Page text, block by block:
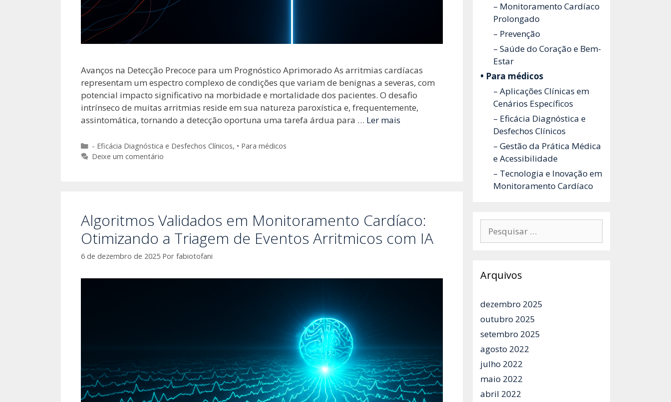
Avanços na Detecção Precoce para um Prognóstico Aprimorado As arritmias cardíacas
representam um espectro complexo de condições que variam de benignas a severas, com
potencial impacto significativo na morbidade e mortalidade dos pacientes. O desafio
intrínseco de muitas arritmias reside em sua natureza paroxística e, frequentemente,
assintomática, tornando a detecção oportuna uma tarefa árdua para … Ler mais
Categorias
- Eficácia Diagnóstica e Desfechos Clínicos, • Para médicos
Deixe um comentário
Algoritmos Validados em Monitoramento Cardíaco:
Otimizando a Triagem de Eventos Arritmicos com IA
6 de dezembro de 2025 Por fabiotofani
– Monitoramento Cardíaco
Prolongado
– Prevenção
– Saúde do Coração e Bem-
Estar
• Para médicos
– Aplicações Clínicas em
Cenários Específicos
– Eficácia Diagnóstica e
Desfechos Clínicos
– Gestão da Prática Médica
e Acessibilidade
– Tecnologia e Inovação em
Monitoramento Cardíaco
por:
Arquivos
dezembro 2025
outubro 2025
setembro 2025
agosto 2022
julho 2022
maio 2022
abril 2022